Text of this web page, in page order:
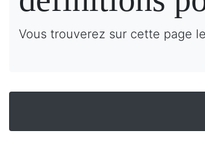
Vous trouverez sur cette page